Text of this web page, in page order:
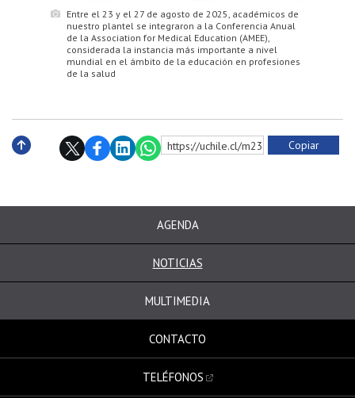
Entre el 23 y el 27 de agosto de 2025, académicos de
nuestro plantel se integraron a la Conferencia Anual
de la Association for Medical Education (AMEE),
considerada la instancia más importante a nivel
mundial en el ámbito de la educación en profesiones
de la salud
https://uchile.cl/m232310 Copiar
AGENDA
NOTICIAS
MULTIMEDIA
CONTACTO
TELÉFONOS